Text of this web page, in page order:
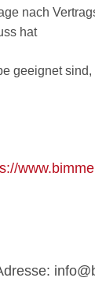
nach
hat
geeignet